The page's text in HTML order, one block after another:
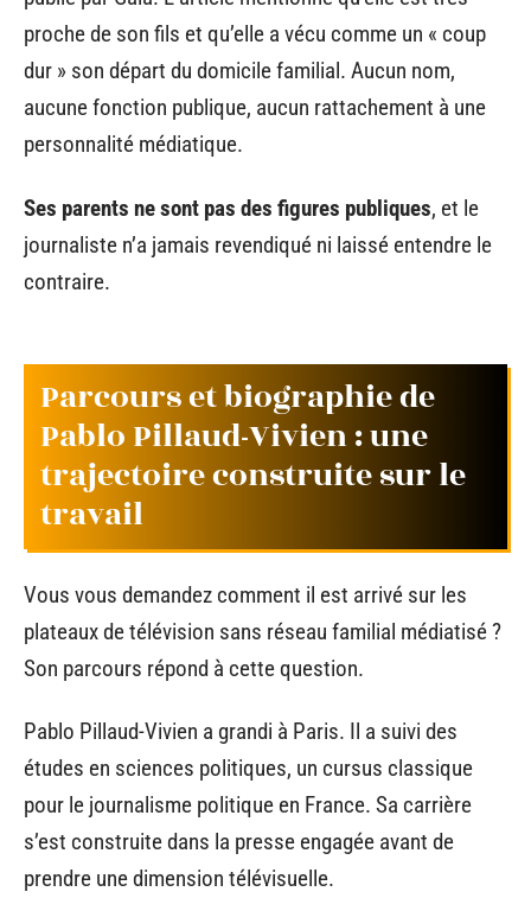
proche de son fils et qu’elle a vécu comme un « coup
dur » son départ du domicile familial. Aucun nom,
aucune fonction publique, aucun rattachement à une
personnalité médiatique.
Ses parents ne sont pas des figures publiques, et le
journaliste n’a jamais revendiqué ni laissé entendre le
contraire.
Parcours et biographie de
Pablo Pillaud-Vivien : une
trajectoire construite sur le
travail
Vous vous demandez comment il est arrivé sur les
plateaux de télévision sans réseau familial médiatisé ?
Son parcours répond à cette question.
Pablo Pillaud-Vivien a grandi à Paris. Il a suivi des
études en sciences politiques, un cursus classique
pour le journalisme politique en France. Sa carrière
s’est construite dans la presse engagée avant de
prendre une dimension télévisuelle.